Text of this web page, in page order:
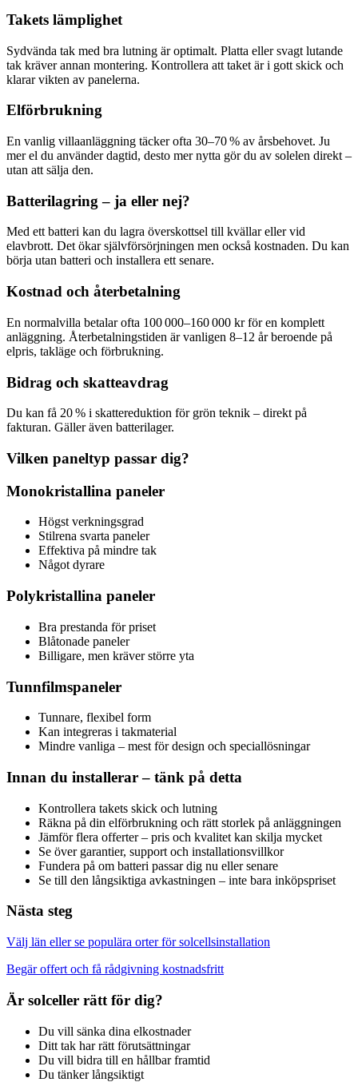
Takets lämplighet
Sydvända tak med bra lutning är optimalt. Platta eller svagt lutande
tak kräver annan montering. Kontrollera att taket är i gott skick och
klarar vikten av panelerna.
Elförbrukning
En vanlig villaanläggning täcker ofta 30–70 % av årsbehovet. Ju
mer el du använder dagtid, desto mer nytta gör du av solelen direkt –
utan att sälja den.
Batterilagring – ja eller nej?
Med ett batteri kan du lagra överskottsel till kvällar eller vid
elavbrott. Det ökar självförsörjningen men också kostnaden. Du kan
börja utan batteri och installera ett senare.
Kostnad och återbetalning
En normalvilla betalar ofta 100 000–160 000 kr för en komplett
anläggning. Återbetalningstiden är vanligen 8–12 år beroende på
elpris, takläge och förbrukning.
Bidrag och skatteavdrag
Du kan få 20 % i skattereduktion för grön teknik – direkt på
fakturan. Gäller även batterilager.
Vilken paneltyp passar dig?
Monokristallina paneler
Högst verkningsgrad
Stilrena svarta paneler
Effektiva på mindre tak
Något dyrare
Polykristallina paneler
Bra prestanda för priset
Blåtonade paneler
Billigare, men kräver större yta
Tunnfilmspaneler
Tunnare, flexibel form
Kan integreras i takmaterial
Mindre vanliga – mest för design och speciallösningar
Innan du installerar – tänk på detta
Kontrollera takets skick och lutning
Räkna på din elförbrukning och rätt storlek på anläggningen
Jämför flera offerter – pris och kvalitet kan skilja mycket
Se över garantier, support och installationsvillkor
Fundera på om batteri passar dig nu eller senare
Se till den långsiktiga avkastningen – inte bara inköpspriset
Nästa steg
Välj län eller se populära orter för solcellsinstallation
Begär offert och få rådgivning kostnadsfritt
Är solceller rätt för dig?
Du vill sänka dina elkostnader
Ditt tak har rätt förutsättningar
Du vill bidra till en hållbar framtid
Du tänker långsiktigt